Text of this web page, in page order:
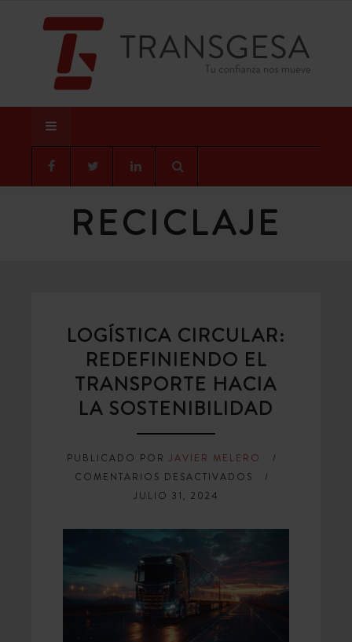
RECICLAJE
LOGÍSTICA CIRCULAR:
REDEFINIENDO EL
TRANSPORTE HACIA
LA SOSTENIBILIDAD
PUBLICADO POR JAVIER MELERO
COMENTARIOS DESACTIVADOS EN
REDEFINIENDO
TRANSPORTE
HACIA
JULIO 31, 2024